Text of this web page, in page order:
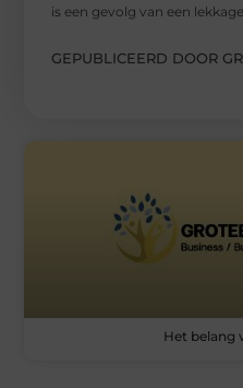
is een gevolg van een
GEPUBLICEERD DOOR
Het belang